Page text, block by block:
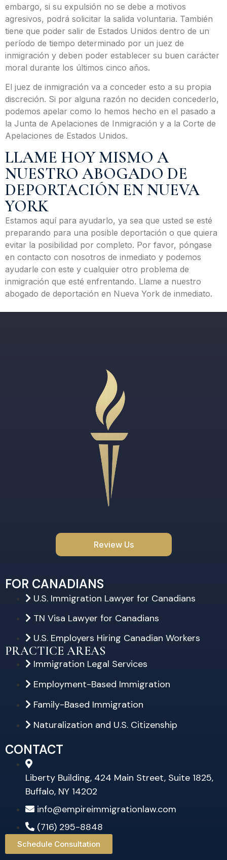
embargo, si su expulsión no se debe a motivos
agresivos, podrá solicitar la salida voluntaria. También
tiene que poder salir de Estados Unidos dentro de un
período de tiempo determinado por un juez de
inmigración y deben poder establecer su buen carácter
moral durante los últimos cinco años.
El juez de inmigración va a conceder esto a su propia
discreción. Si por alguna razón no deciden concederlo,
podemos apelar como lo hemos hecho en el pasado a
la Junta de Apelaciones de Inmigración y a la Corte de
Apelaciones de Estados Unidos.
LLAME HOY MISMO A
NUESTRO ABOGADO DE
DEPORTACIÓN EN NUEVA
YORK
Estamos aquí para ayudarlo, ya sea que usted se esté
preparando para una posible deportación o que quiera
evitar la posibilidad por completo. Por favor, póngase
en contacto con nosotros de inmediato y podemos
ayudarle con este y cualquier otro problema de
inmigración que esté enfrentando. Llame a nuestro
abogado de deportación en Nueva York de inmediato.
CONTACT
Liberty Building, 424 Main Street, Suite 1825,
Buffalo, NY 14202
info@empireimmigrationlaw.com
(716) 295-8848
Schedule Consultation
PRACTICE AREAS
Immigration Legal Services
Employment-Based Immigration
Family-Based Immigration
Naturalization and U.S. Citizenship
FOR CANADIANS
U.S. Immigration Lawyer for Canadians
TN Visa Lawyer for Canadians
U.S. Employers Hiring Canadian Workers
Review Us